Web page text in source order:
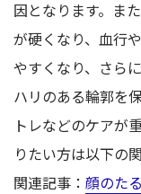
因となります。ま
が硬くなり、血行
やすくなり、さら
ハリのある輪郭を
トレなどのケアが
りたい方は以下の
関連記事： 顔のた